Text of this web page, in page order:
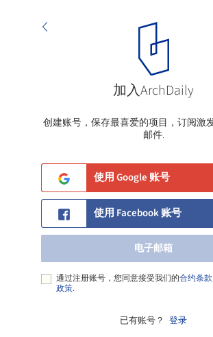
加入ArchDaily
创建账号，保存最喜爱的项目，订阅激
邮件.
使用 Google 账号
使用 Facebook 账号
电子邮箱
通过注册账号，您同意接受我们的合约条款
政策.
已有账号？ 登录